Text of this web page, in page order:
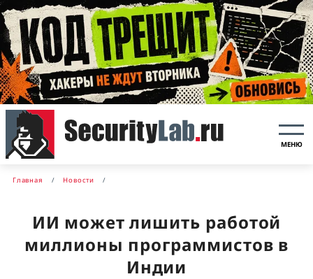
МЕНЮ
Главная Новости
ИИ может лишить работой
миллионы программистов в
Индии